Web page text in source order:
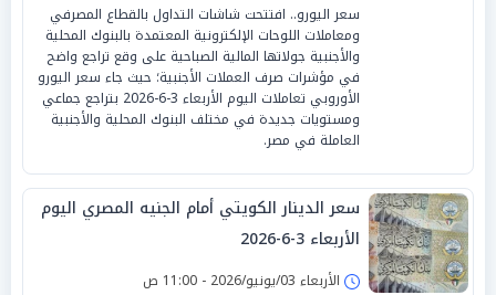
سعر اليورو.. افتتحت شاشات التداول بالقطاع المصرفي
ومعاملات اللوحات الإلكترونية المعتمدة بالبنوك المحلية
والأجنبية جولاتها المالية الصباحية على وقع تراجع واضح
في مؤشرات صرف العملات الأجنبية؛ حيث جاء سعر اليورو
الأوروبي تعاملات اليوم الأربعاء 3-6-2026 بتراجع جماعي
ومستويات جديدة في مختلف البنوك المحلية والأجنبية
العاملة في مصر.
سعر الدينار الكويتي أمام الجنيه المصري اليوم
الأربعاء 3-6-2026
الأربعاء 03/يونيو/2026 - 11:00 ص